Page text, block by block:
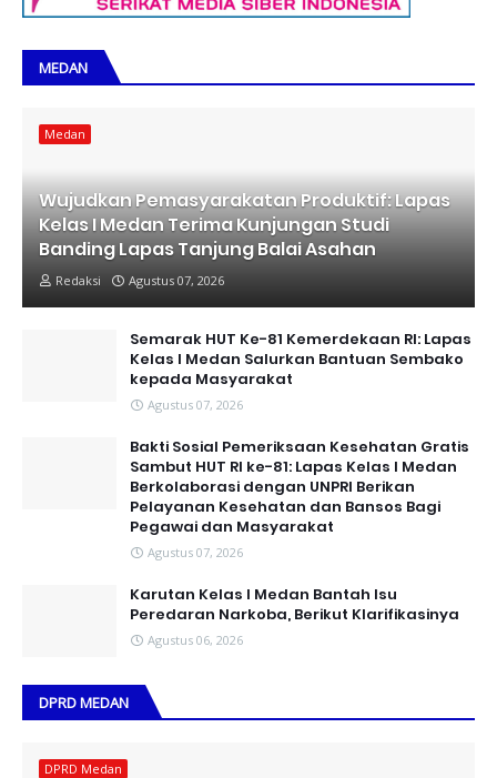
MEDAN
Medan
Wujudkan Pemasyarakatan Produktif: Lapas
Kelas I Medan Terima Kunjungan Studi
Banding Lapas Tanjung Balai Asahan
Redaksi Agustus 07, 2026
Semarak HUT Ke-81 Kemerdekaan RI: Lapas
Kelas I Medan Salurkan Bantuan Sembako
kepada Masyarakat
Agustus 07, 2026
Bakti Sosial Pemeriksaan Kesehatan Gratis
Sambut HUT RI ke-81: Lapas Kelas I Medan
Berkolaborasi dengan UNPRI Berikan
Pelayanan Kesehatan dan Bansos Bagi
Pegawai dan Masyarakat
Agustus 07, 2026
Karutan Kelas I Medan Bantah Isu
Peredaran Narkoba, Berikut Klarifikasinya
Agustus 06, 2026
DPRD MEDAN
DPRD Medan